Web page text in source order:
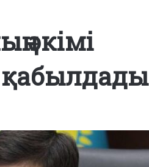
әкімі